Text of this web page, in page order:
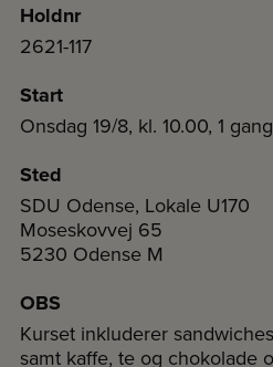
Holdnr
2621-117
Start
Onsdag 19/8, kl. 10.00, 1 gang
Sted
SDU Odense, Lokale U170
Moseskovvej 65
5230 Odense M
OBS
Kurset inkluderer
samt kaffe, te og chokolade